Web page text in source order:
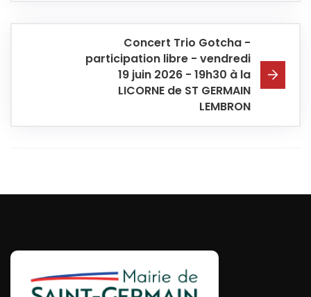
Concert Trio Gotcha -
participation libre - vendredi
19 juin 2026 - 19h30 à la
LICORNE de ST GERMAIN
LEMBRON